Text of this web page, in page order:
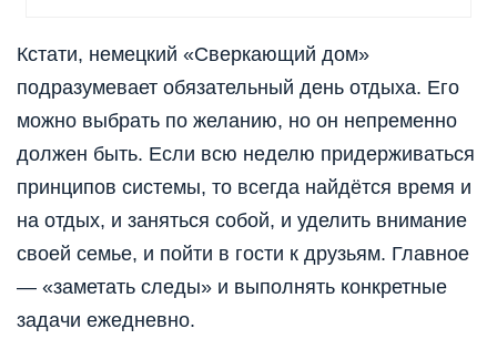
Кстати, немецкий «Сверкающий дом»
подразумевает обязательный день отдыха. Его
можно выбрать по желанию, но он непременно
должен быть. Если всю неделю придерживаться
принципов системы, то всегда найдётся время и
на отдых, и заняться собой, и уделить внимание
своей семье, и пойти в гости к друзьям. Главное
— «заметать следы» и выполнять конкретные
задачи ежедневно.